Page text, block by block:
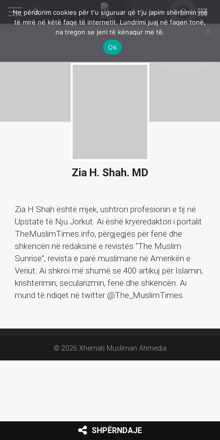
Zia H. Shah. MD
Zia H Shah është mjek, ushtron profesionin e tij në
Upstate të Nju Jorkut. Ai ëshë kryeredaktori i portalit
TheMuslimTimes.info, përgjegjës për fenë dhe
shkencën në redaksinë e revistës “The Muslim
Sunrise”, revista e parë muslimane në Amerikën e
Veriut. Ai shkroi më shumë se 400 artikuj për Islamin,
krishterimin, secularizmin, fenë dhe shkencën. Ai
mund të ndiqet në twitter @The_MuslimTimes
© 2026 Xhemati Musliman Ahmedia
SHPËRNDAJE
Ne përdorim cookies për t'u siguruar që t'ju japim shërbimin më
të mirë në këtë faqe të internetit. Lundrimi juaj në faqen tonë,
na tregon se jeni të kënaqur me të.
Ok